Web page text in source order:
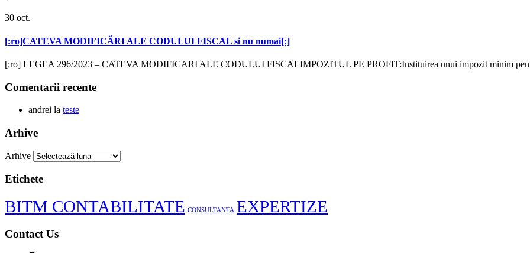
30 oct.
[:ro]CATEVA MODIFICĂRI ALE CODULUI FISCAL si nu numai[:]
[:ro] LEGEA 296/2023 – CATEVA MODIFICARI ALE CODULUI FISCALIMPOZITUL PE PROFIT:Instituirea unui impozit minim
Comentarii recente
andrei la teste
Arhive
Arhive
Etichete
BITM CONTABILITATE CONSULTANTA EXPERTIZE
Contact Us